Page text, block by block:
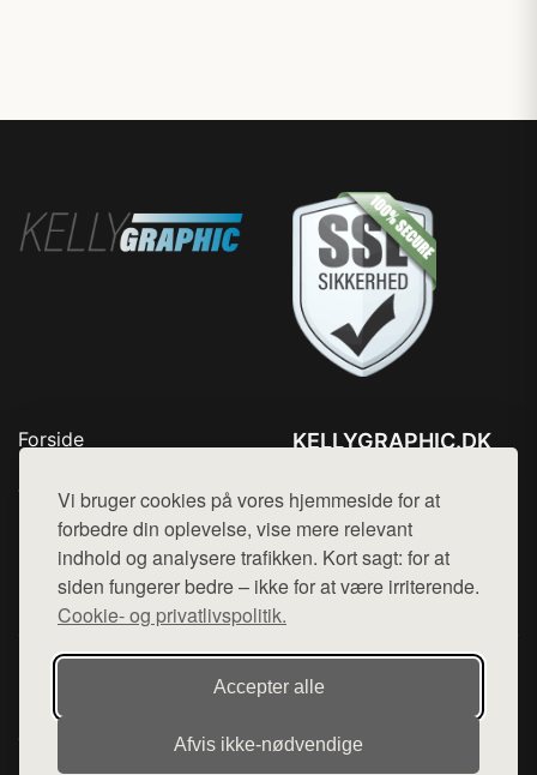
Vi bruger cookies på vores hjemmeside for at
forbedre din oplevelse, vise mere relevant
indhold og analysere trafikken. Kort sagt: for at
siden fungerer bedre – ikke for at være irriterende.
Cookie- og privatlivspolitik.
Accepter alle
Afvis ikke‑nødvendige
Forside
Top Rabatter
Blog
Kontakt
KELLYGRAPHIC.DK
Mail: hej@want.dk
Cookie- og privatlivspolitik
Denne side er en del af want.dk, der udgiver en række
hjemmesider med præsentation af forskellige produkter fra
diverse webshops. Der sælges ikke varer fra denne side - vi